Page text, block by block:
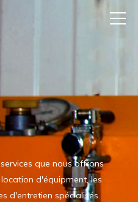
que nous offrons
d'équipment, les
d'entretien spécialisés.